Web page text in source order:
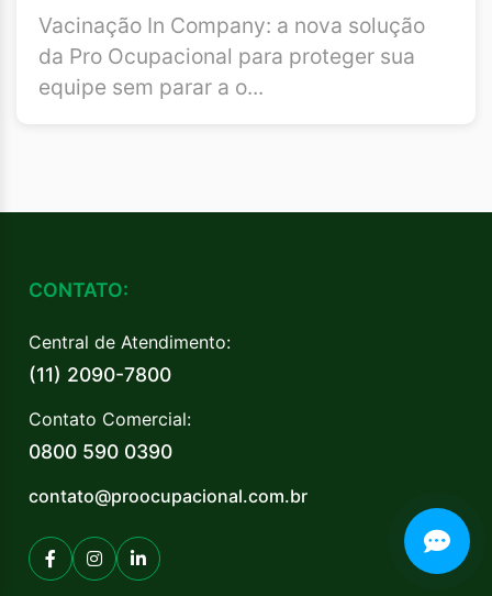
Ocupacional
Vacinação In Company: a nova solução
da Pro Ocupacional para proteger sua
equipe sem parar a o...
CONTATO:
Central de Atendimento:
(11) 2090-7800
Contato Comercial:
0800 590 0390
contato@proocupacional.com.br